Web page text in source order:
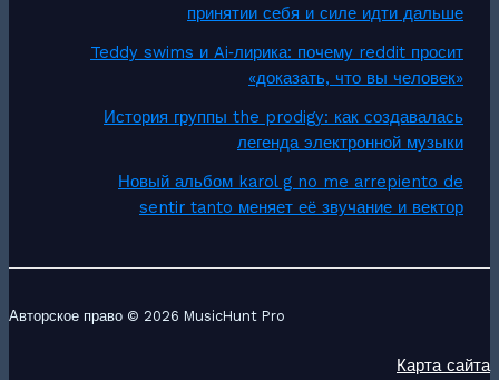
принятии себя и силе идти дальше
Teddy swims и Ai‑лирика: почему reddit просит
«доказать, что вы человек»
История группы the prodigy: как создавалась
легенда электронной музыки
Новый альбом karol g no me arrepiento de
sentir tanto меняет её звучание и вектор
Авторское право © 2026 MusicHunt Pro
Карта сайта